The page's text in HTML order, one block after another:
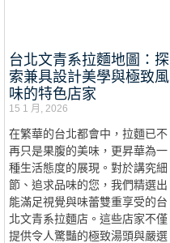
台北文青系拉麵地圖：探
索兼具設計美學與極致風
味的特色店家
15 1 月, 2026
在繁華的台北都會中，拉麵已不
再只是果腹的美味，更昇華為一
種生活態度的展現。對於講究細
節、追求品味的您，我們精選出
能滿足視覺與味蕾雙重享受的台
北文青系拉麵店。這些店家不僅
提供令人驚豔的極致湯頭與嚴選